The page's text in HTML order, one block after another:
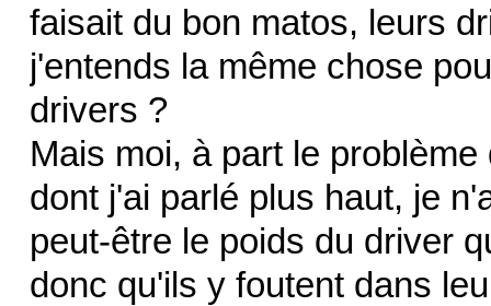
faisait du bon matos, leurs
j'entends la même chose
drivers ?
Mais moi, à part le
dont j'ai parlé plus haut, je
peut-être le poids du driver
donc qu'ils y foutent dans